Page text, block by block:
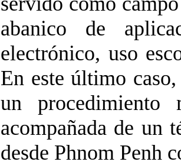
abanico de
electrónico, uso
En este último
un procedimiento
acompañada de un
desde Phnom Penh